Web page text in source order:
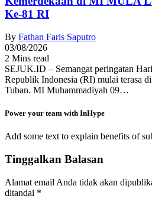
Ke-81 RI
By Fathan Faris Saputro
03/08/2026
2 Mins read
SEJUK.ID – Semangat peringatan
Republik Indonesia (RI) mulai terasa
Tuban. MI Muhammadiyah 09…
Power your team with InHype
Add some text to explain benefits of
Tinggalkan Balasan
Alamat email Anda tidak akan
ditandai *